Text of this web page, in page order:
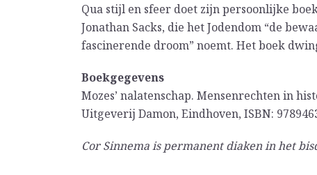
Qua stijl en sfeer doet zijn persoonlijke
Jonathan Sacks, die het Jodendom “de
fascinerende droom” noemt. Het boek
Boekgegevens
Mozes’ nalatenschap. Mensenrechten in
Uitgeverij Damon, Eindhoven, ISBN:
Cor Sinnema is permanent diaken in het